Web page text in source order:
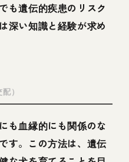
も遺伝的疾患のリスク
深い知識と経験が求め
）
も血縁的にも関係のな
す。この方法は、遺伝